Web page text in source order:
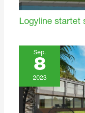
Logyline startet
Sep.
8
2023